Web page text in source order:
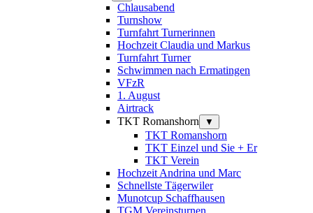
Chlausabend
Turnshow
Turnfahrt Turnerinnen
Hochzeit Claudia und Markus
Turnfahrt Turner
Schwimmen nach Ermatingen
VFzR
1. August
Airtrack
TKT Romanshorn
▼
TKT Romanshorn
TKT Einzel und Sie + Er
TKT Verein
Hochzeit Andrina und Marc
Schnellste Tägerwiler
Munotcup Schaffhausen
TGM Vereinsturnen